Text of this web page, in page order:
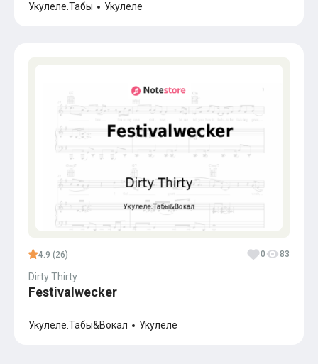
Укулеле.Табы Укулеле
4.9 (26) 0 83
Dirty Thirty
Festivalwecker
Укулеле.Табы&Вокал Укулеле